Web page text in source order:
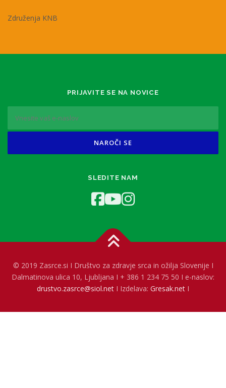
Združenja KNB
PRIJAVITE SE NA NOVICE
SLEDITE NAM
© 2019 Zasrce.si I Društvo za zdravje srca in ožilja Slovenije I
Dalmatinova ulica 10, Ljubljana I + 386 1 234 75 50 I e-naslov:
drustvo.zasrce@siol.net I Izdelava: Gresak.net I